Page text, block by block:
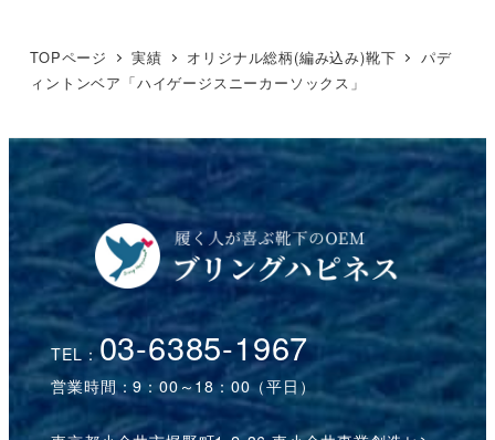
TOPページ 実績 オリジナル総柄(編み込み)靴下
パデ
ィントンベア「ハイゲージスニーカーソックス」
TEL：03-6385-1967
営業時間：9：00～18：00（平日）